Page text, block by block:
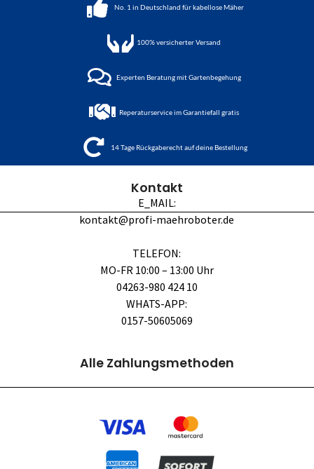
No. 1 in Deutschland für kabellose Mäher
100%versicherter Versand
Experten Beratung mit Gartenbegehung
Reperaturservice im Garantiefall gratis
14 Tage Rückgaberecht auf deine Bestellung
Kontakt
E_MAIL:
kontakt@profi-maehroboter.de
TELEFON:
MO-FR 10:00 – 13:00 Uhr
04263-980 424 10
WHATS-APP:
0157-50605069
Alle Zahlungsmethoden